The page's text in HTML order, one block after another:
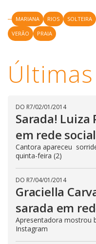
MARIANA RIOS SOLTEIRA
VERÃO
PRAIA
Últimas
DO R7/02/01/2014
Sarada! Luiza
em rede
Cantora apareceu
quinta-feira (2)
DO R7/04/01/2014
Graciella
sarada em
Apresentadora mostrou
Instagram